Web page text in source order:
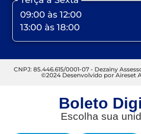
09:00 às 12:00
13:00 às 18:00
CNPJ: 85.446.615/0001-07 - Dezainy
©2024 Desenvolvido por Aireset
Boleto
Escolha sua